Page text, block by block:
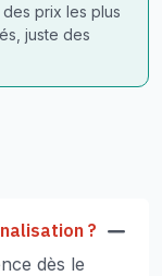
prix les plus
juste des
?
dès le